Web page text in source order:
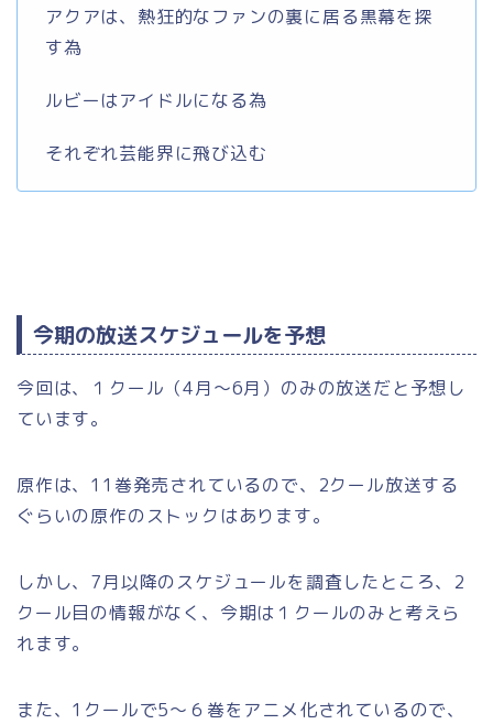
アクアは、熱狂的なファンの裏に居る黒幕を探
す為
ルビーはアイドルになる為
それぞれ芸能界に飛び込む
今期の放送スケジュールを予想
今回は、１クール（4月～6月）のみの放送だと予想し
ています。
原作は、11巻発売されているので、2クール放送する
ぐらいの原作のストックはあります。
しかし、7月以降のスケジュールを調査したところ、2
クール目の情報がなく、今期は１クールのみと考えら
れます。
また、1クールで5～６巻をアニメ化されているので、